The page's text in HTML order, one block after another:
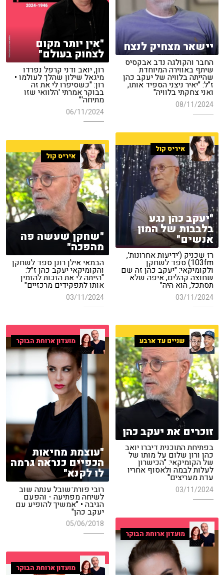
יישאר מצחיק לנצח
החבר והקולגה נדב אבקסיס
שיתף באווירה המיוחדת
שהייתה בלוויה של יעקב כהן
ז"ל: "יאיר ניצני הספיד אותו,
ואני צחקתי בלוויה"
08/11/2024
"אין יותר מקום
לצחוק בעולם"
רון, יואב ודני קרפל נפרדו
מיגאל שילון שהלך לעולמו •
רון: "כשסיפרו לי את זה
בבוקר אמרתי 'הלוואי שזו
מתיחה'"
06/11/2024
איריס קול
"יעקב כהן נגע
בלבבות של המון
אנשים"
רז שכניק ('ידיעות אחרונות',
103fm) ספד לשחקן
ולקומיקאי: "יעקב כהן זה שם
שחוצה קהלים, איפה שלא
תסתכל, הוא היה"
03/11/2024
איריס קול
"שחקן שעשה פה
מהפכה"
הבמאי אילן רונן ספד לשחקן
והקומיקאי יעקב כהן ז"ל:
"הייתה לי את הזכות להזמין
אותו לתפקידים מרכזיים"
03/11/2024
שניים עד ארבע
זוכרים את יעקב כהן
בפתיחת התוכנית דיברו יואב
כהן ורון שלום על מותו של
של הקומיקאי: "הכישרון
לעלות לבמה ולאסוף אחריו
עדת מעריצים"
03/11/2024
מועדון ארוחת הבוקר
"עוצמת מחיאות
הכפיים כנראה גרמה
לו לקנא"
רובי פורת־שובל ענתה שוב
לשיחה מפתיעה - והפעם
הגיבה • "אמשיך להופיע עם
יעקב כהן"
05/06/2018
מועדון ארוחת הבוקר
מועדון ארוחת הבוקר